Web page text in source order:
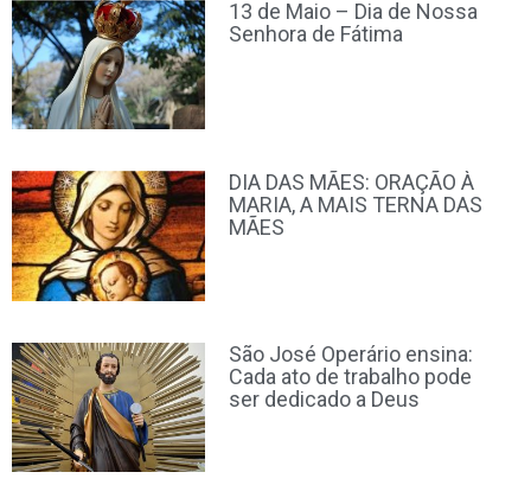
13 de Maio – Dia de Nossa
Senhora de Fátima
DIA DAS MÃES: ORAÇÃO À
MARIA, A MAIS TERNA DAS
MÃES
São José Operário ensina:
Cada ato de trabalho pode
ser dedicado a Deus